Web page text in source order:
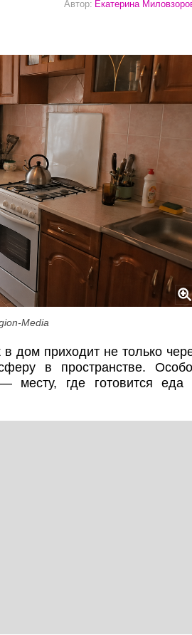
Автор: Екатерина
Media
дом приходит не только
в пространстве.
месту, где готовится еда